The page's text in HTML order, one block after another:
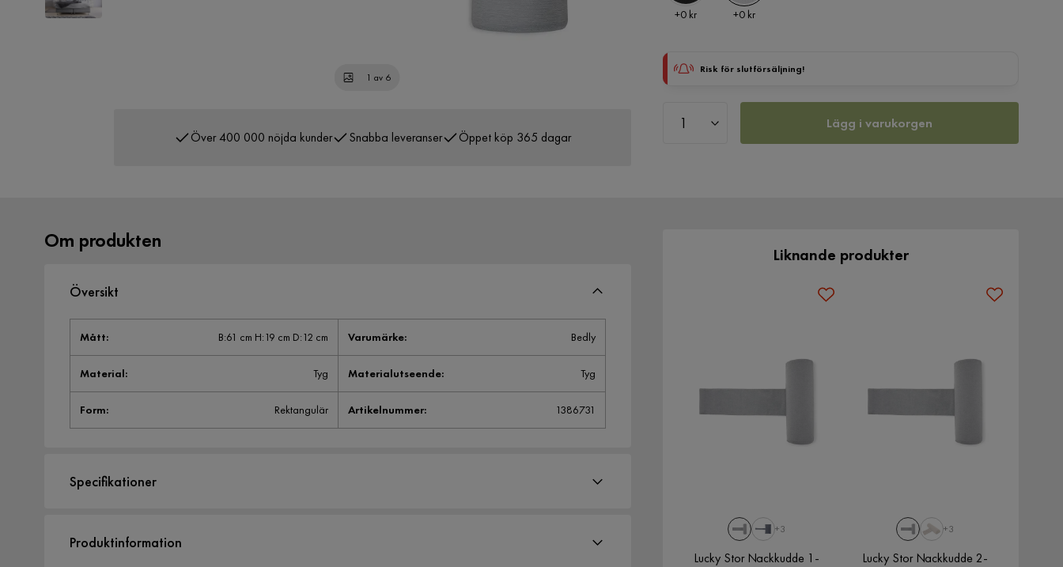
1 av 6
Över 400 000 nöjda kunder Snabba leveranser Öppet köp 365 dagar
Pris
+0 kr Pris
+0 kr
Risk för slutförsäljning!
Lägg i varukorgen
Om produkten
Översikt
Mått: B:61 cm H:19 cm D:12 cm Varumärke: Bedly
Material: Tyg Materialutseende: Tyg
Form: Rektangulär Artikelnummer: 1386731
Specifikationer
Storlek
Produktinformation
Liknande produkter
+3
Lucky Stor Nackkudde 1-
+3
Lucky Stor Nackkudde 2-